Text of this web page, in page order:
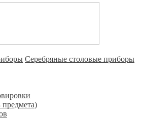
Cеребряные столовые приборы